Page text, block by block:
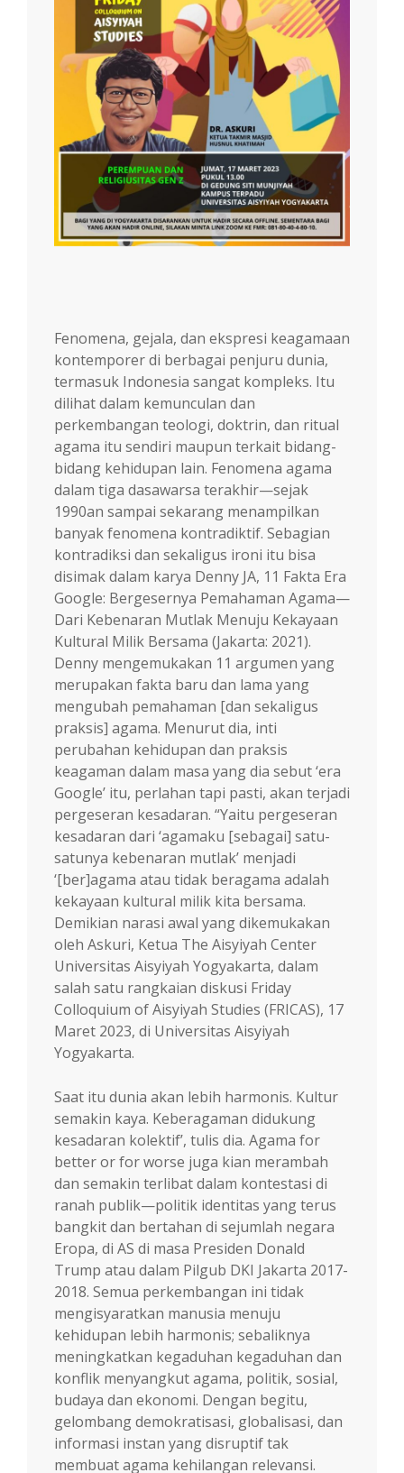
Fenomena, gejala, dan ekspresi keagamaan
kontemporer di berbagai penjuru dunia,
termasuk Indonesia sangat kompleks. Itu
dilihat dalam kemunculan dan
perkembangan teologi, doktrin, dan ritual
agama itu sendiri maupun terkait bidang-
bidang kehidupan lain. Fenomena agama
dalam tiga dasawarsa terakhir—sejak
1990an sampai sekarang menampilkan
banyak fenomena kontradiktif. Sebagian
kontradiksi dan sekaligus ironi itu bisa
disimak dalam karya Denny JA, 11 Fakta Era
Google: Bergesernya Pemahaman Agama—
Dari Kebenaran Mutlak Menuju Kekayaan
Kultural Milik Bersama (Jakarta: 2021).
Denny mengemukakan 11 argumen yang
merupakan fakta baru dan lama yang
mengubah pemahaman [dan sekaligus
praksis] agama. Menurut dia, inti
perubahan kehidupan dan praksis
keagaman dalam masa yang dia sebut ‘era
Google’ itu, perlahan tapi pasti, akan terjadi
pergeseran kesadaran. “Yaitu pergeseran
kesadaran dari ‘agamaku [sebagai] satu-
satunya kebenaran mutlak’ menjadi
‘[ber]agama atau tidak beragama adalah
kekayaan kultural milik kita bersama.
Demikian narasi awal yang dikemukakan
oleh Askuri, Ketua The Aisyiyah Center
Universitas Aisyiyah Yogyakarta, dalam
salah satu rangkaian diskusi Friday
Colloquium of Aisyiyah Studies (FRICAS), 17
Maret 2023, di Universitas Aisyiyah
Yogyakarta.
Saat itu dunia akan lebih harmonis. Kultur
semakin kaya. Keberagaman didukung
kesadaran kolektif’, tulis dia. Agama for
better or for worse juga kian merambah
dan semakin terlibat dalam kontestasi di
ranah publik—politik identitas yang terus
bangkit dan bertahan di sejumlah negara
Eropa, di AS di masa Presiden Donald
Trump atau dalam Pilgub DKI Jakarta 2017-
2018. Semua perkembangan ini tidak
mengisyaratkan manusia menuju
kehidupan lebih harmonis; sebaliknya
meningkatkan kegaduhan kegaduhan dan
konflik menyangkut agama, politik, sosial,
budaya dan ekonomi. Dengan begitu,
gelombang demokratisasi, globalisasi, dan
informasi instan yang disruptif tak
membuat agama kehilangan relevansi.